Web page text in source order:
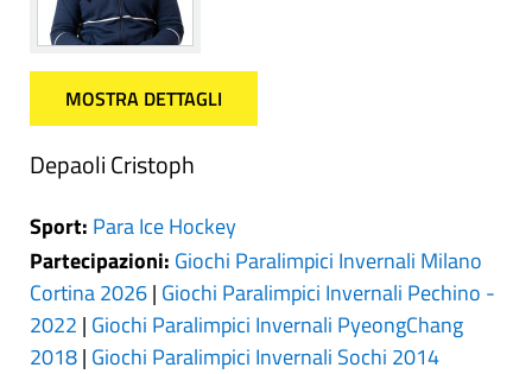
MOSTRA DETTAGLI
Depaoli Cristoph
Sport: Para Ice Hockey
Partecipazioni: Giochi Paralimpici Invernali Milano
Cortina 2026| Giochi Paralimpici Invernali Pechino -
2022 | Giochi Paralimpici Invernali PyeongChang
2018| Giochi Paralimpici Invernali Sochi 2014